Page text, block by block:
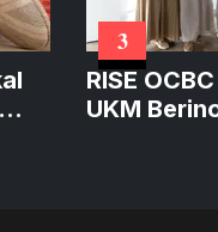
3
RISE
UKM